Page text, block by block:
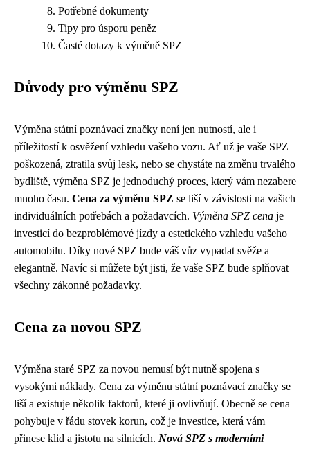
Potřebné dokumenty
Tipy pro úsporu peněz
Časté dotazy k výměně SPZ
Důvody pro výměnu SPZ
Výměna státní poznávací značky není jen nutností, ale i
příležitostí k osvěžení vzhledu vašeho vozu. Ať už je vaše SPZ
poškozená, ztratila svůj lesk, nebo se chystáte na změnu trvalého
bydliště, výměna SPZ je jednoduchý proces, který vám nezabere
mnoho času. Cena za výměnu SPZ se liší v závislosti na vašich
individuálních potřebách a požadavcích. Výměna SPZ cena je
investicí do bezproblémové jízdy a estetického vzhledu vašeho
automobilu. Díky nové SPZ bude váš vůz vypadat svěže a
elegantně. Navíc si můžete být jisti, že vaše SPZ bude splňovat
všechny zákonné požadavky.
Cena za novou SPZ
Výměna staré SPZ za novou nemusí být nutně spojena s
vysokými náklady. Cena za výměnu státní poznávací značky se
liší a existuje několik faktorů, které ji ovlivňují. Obecně se cena
pohybuje v řádu stovek korun, což je investice, která vám
přinese klid a jistotu na silnicích. Nová SPZ s moderními